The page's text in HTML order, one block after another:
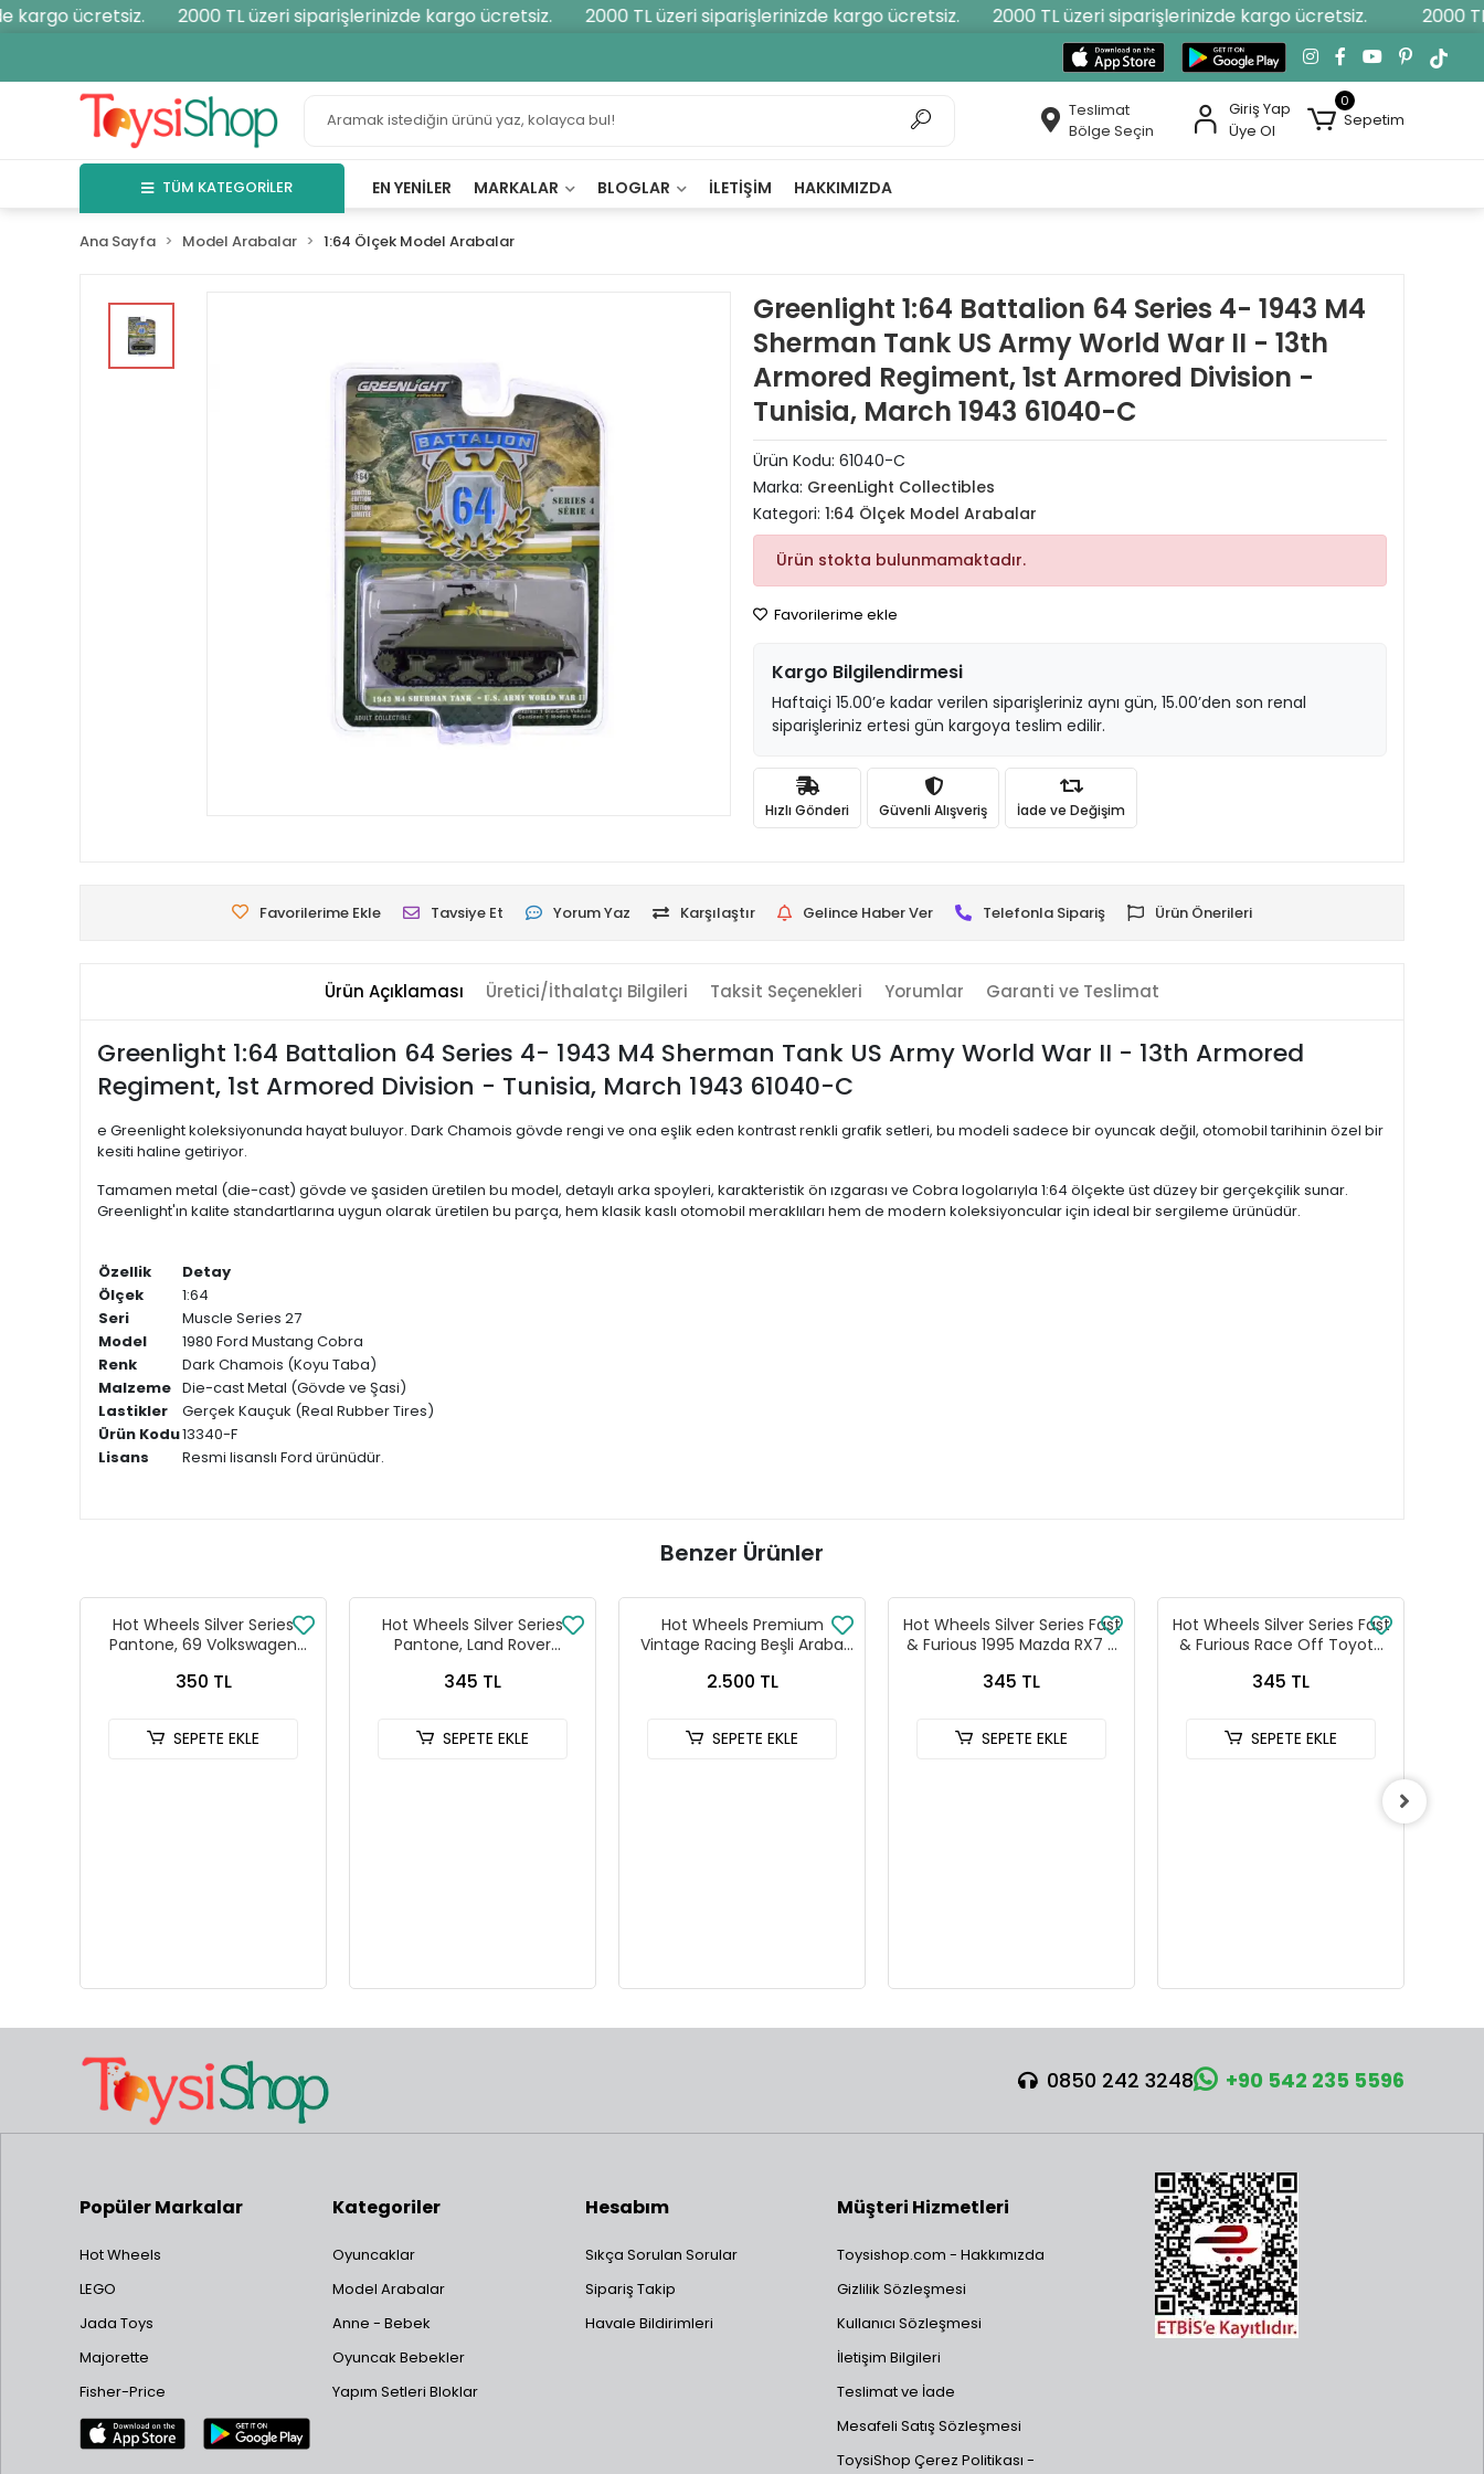
ücretsiz. 2000 TL üzeri siparişlerinizde kargo ücretsiz. 2000 TL üzeri siparişlerinizde kargo ücretsiz. 2000 TL üzeri siparişlerinizde kargo ücretsiz. 2000
Teslimat
Bölge Seçin
Giriş Yap
Üye Ol
0
Sepetim
TÜM KATEGORİLER EN YENILER MARKALAR BLOGLAR İLETIŞIM HAKKIMIZDA
Ana Sayfa Model Arabalar 1:64 Ölçek Model Arabalar
Greenlight 1:64 Battalion 64 Series 4- 1943 M4
Sherman Tank US Army World War II - 13th
Armored Regiment, 1st Armored Division -
Tunisia, March 1943 61040-C
Ürün Kodu: 61040-C
Marka: GreenLight Collectibles
Kategori: 1:64 Ölçek Model Arabalar
Ürün stokta bulunmamaktadır.
Favorilerime ekle
Kargo Bilgilendirmesi
Haftaiçi 15.00’e kadar verilen siparişleriniz aynı gün, 15.00’den son renal
siparişleriniz ertesi gün kargoya teslim edilir.
Hızlı Gönderi Güvenli Alışveriş İade ve Değişim
Favorilerime Ekle Tavsiye Et Yorum Yaz Karşılaştır Gelince Haber Ver Telefonla Sipariş Ürün Önerileri
Ürün Açıklaması Üretici/İthalatçı Bilgileri Taksit Seçenekleri Yorumlar Garanti ve Teslimat
Greenlight 1:64 Battalion 64 Series 4- 1943 M4 Sherman Tank US Army World War II - 13th Armored
Regiment, 1st Armored Division - Tunisia, March 1943 61040-C
e Greenlight koleksiyonunda hayat buluyor. Dark Chamois gövde rengi ve ona eşlik eden kontrast renkli grafik setleri, bu modeli sadece bir oyuncak değil, otomobil tarihinin özel bir
kesiti haline getiriyor.
Tamamen metal (die-cast) gövde ve şasiden üretilen bu model, detaylı arka spoyleri, karakteristik ön ızgarası ve Cobra logolarıyla 1:64 ölçekte üst düzey bir gerçekçilik sunar.
Greenlight'ın kalite standartlarına uygun olarak üretilen bu parça, hem klasik kaslı otomobil meraklıları hem de modern koleksiyoncular için ideal bir sergileme ürünüdür.
Özellik
Detay
Ölçek
1:64
Seri
Muscle Series 27
Model
1980 Ford Mustang Cobra
Renk
Dark Chamois (Koyu Taba)
Malzeme Die-cast Metal (Gövde ve Şasi)
Lastikler
Gerçek Kauçuk (Real Rubber Tires)
Ürün Kodu13340-F
Lisans
Resmi lisanslı Ford ürünüdür.
Benzer Ürünler
Hot Wheels Silver Series
Pantone, 69 Volkswagen
350 TL
SEPETE EKLE
Hot Wheels Silver Series
Pantone, Land Rover
345 TL
SEPETE EKLE
Hot Wheels Premium
Vintage Racing Beşli Araba
2.500 TL
SEPETE EKLE
Hot Wheels Silver Series Fast
& Furious 1995 Mazda RX7 -
345 TL
SEPETE EKLE
Hot Wheels Silver Series Fast
& Furious Race Off Toyota
345 TL
SEPETE EKLE
0850 242 3248 +90 542 235 5596
Popüler Markalar
Hot Wheels
LEGO
Jada Toys
Majorette
Fisher-Price
Kategoriler
Oyuncaklar
Model Arabalar
Anne - Bebek
Oyuncak Bebekler
Yapım Setleri Bloklar
Hesabım
Sıkça Sorulan Sorular
Sipariş Takip
Havale Bildirimleri
Müşteri Hizmetleri
Toysishop.com - Hakkımızda
Gizlilik Sözleşmesi
Kullanıcı Sözleşmesi
İletişim Bilgileri
Teslimat ve İade
Mesafeli Satış Sözleşmesi
ToysiShop Çerez Politikası -